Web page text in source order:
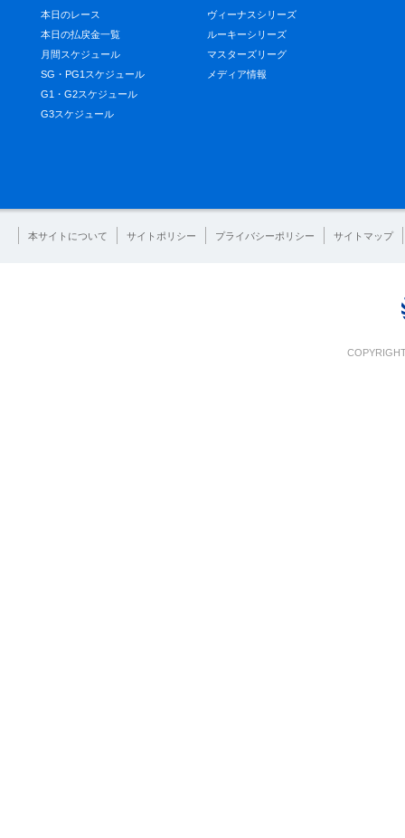
本日のレース
本日の払戻金一覧
月間スケジュール
SG・PG1スケジュール
G1・G2スケジュール
G3スケジュール
ヴィーナスシリーズ
ルーキーシリーズ
マスターズリーグ
メディア情報
本サイトについて サイトポリシー プライバシーポリシー サイトマップ